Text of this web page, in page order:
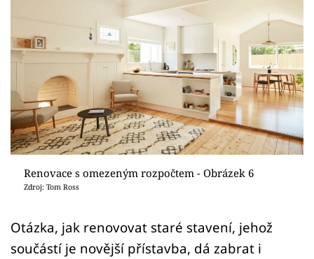
Sledujte prima+
Přihlášení
Sledujte nás
Renovace s omezeným rozpočtem - Obrázek 6
Zdroj: Tom Ross
Otázka, jak renovovat staré stavení, jehož
součástí je novější přístavba, dá zabrat i